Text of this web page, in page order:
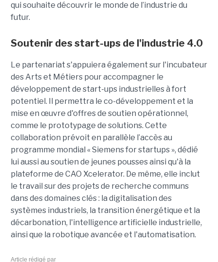
qui souhaite découvrir le monde de l’industrie du
futur.
Soutenir des start-ups de l'industrie 4.0
Le partenariat s'appuiera également sur l'incubateur
des Arts et Métiers pour accompagner le
développement de start-ups industrielles à fort
potentiel. Il permettra le co-développement et la
mise en œuvre d'offres de soutien opérationnel,
comme le prototypage de solutions. Cette
collaboration prévoit en parallèle l’accès au
programme mondial « Siemens for startups », dédié
lui aussi au soutien de jeunes pousses ainsi qu'à la
plateforme de CAO Xcelerator. De même, elle inclut
le travail sur des projets de recherche communs
dans des domaines clés : la digitalisation des
systèmes industriels, la transition énergétique et la
décarbonation, l'intelligence artificielle industrielle,
ainsi que la robotique avancée et l'automatisation.
Article rédigé par